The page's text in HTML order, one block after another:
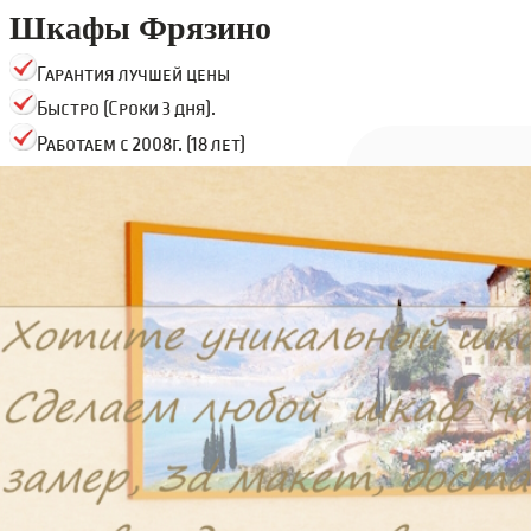
Шкафы Фрязино
Гарантия лучшей цены
Быстро (Сроки 3 дня).
Работаем с 2008г. (18 лет)